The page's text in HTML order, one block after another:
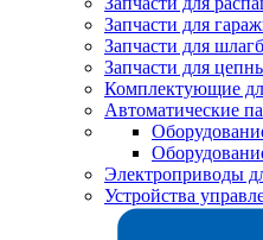
Запчасти для
Запчасти для
Запчасти для
Комплектующие
Автоматические
Электроприводы
Устройства